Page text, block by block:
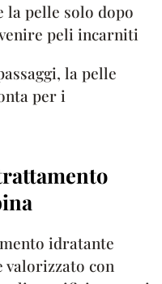
la pelle solo dopo
peli incarniti
la pelle
per i
idratante
valorizzato con